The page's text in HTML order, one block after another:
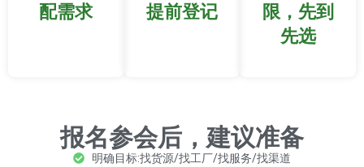
配需求
提前登记
限，先到
先选
报名参会后，建议准备
明确目标:找货源/找工厂/找服务/找渠道